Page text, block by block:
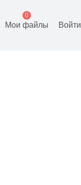
Мои файлы
0
Войти